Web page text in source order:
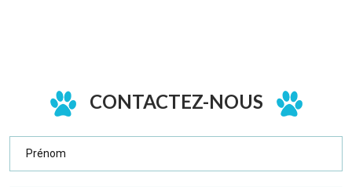
CONTACTEZ-NOUS